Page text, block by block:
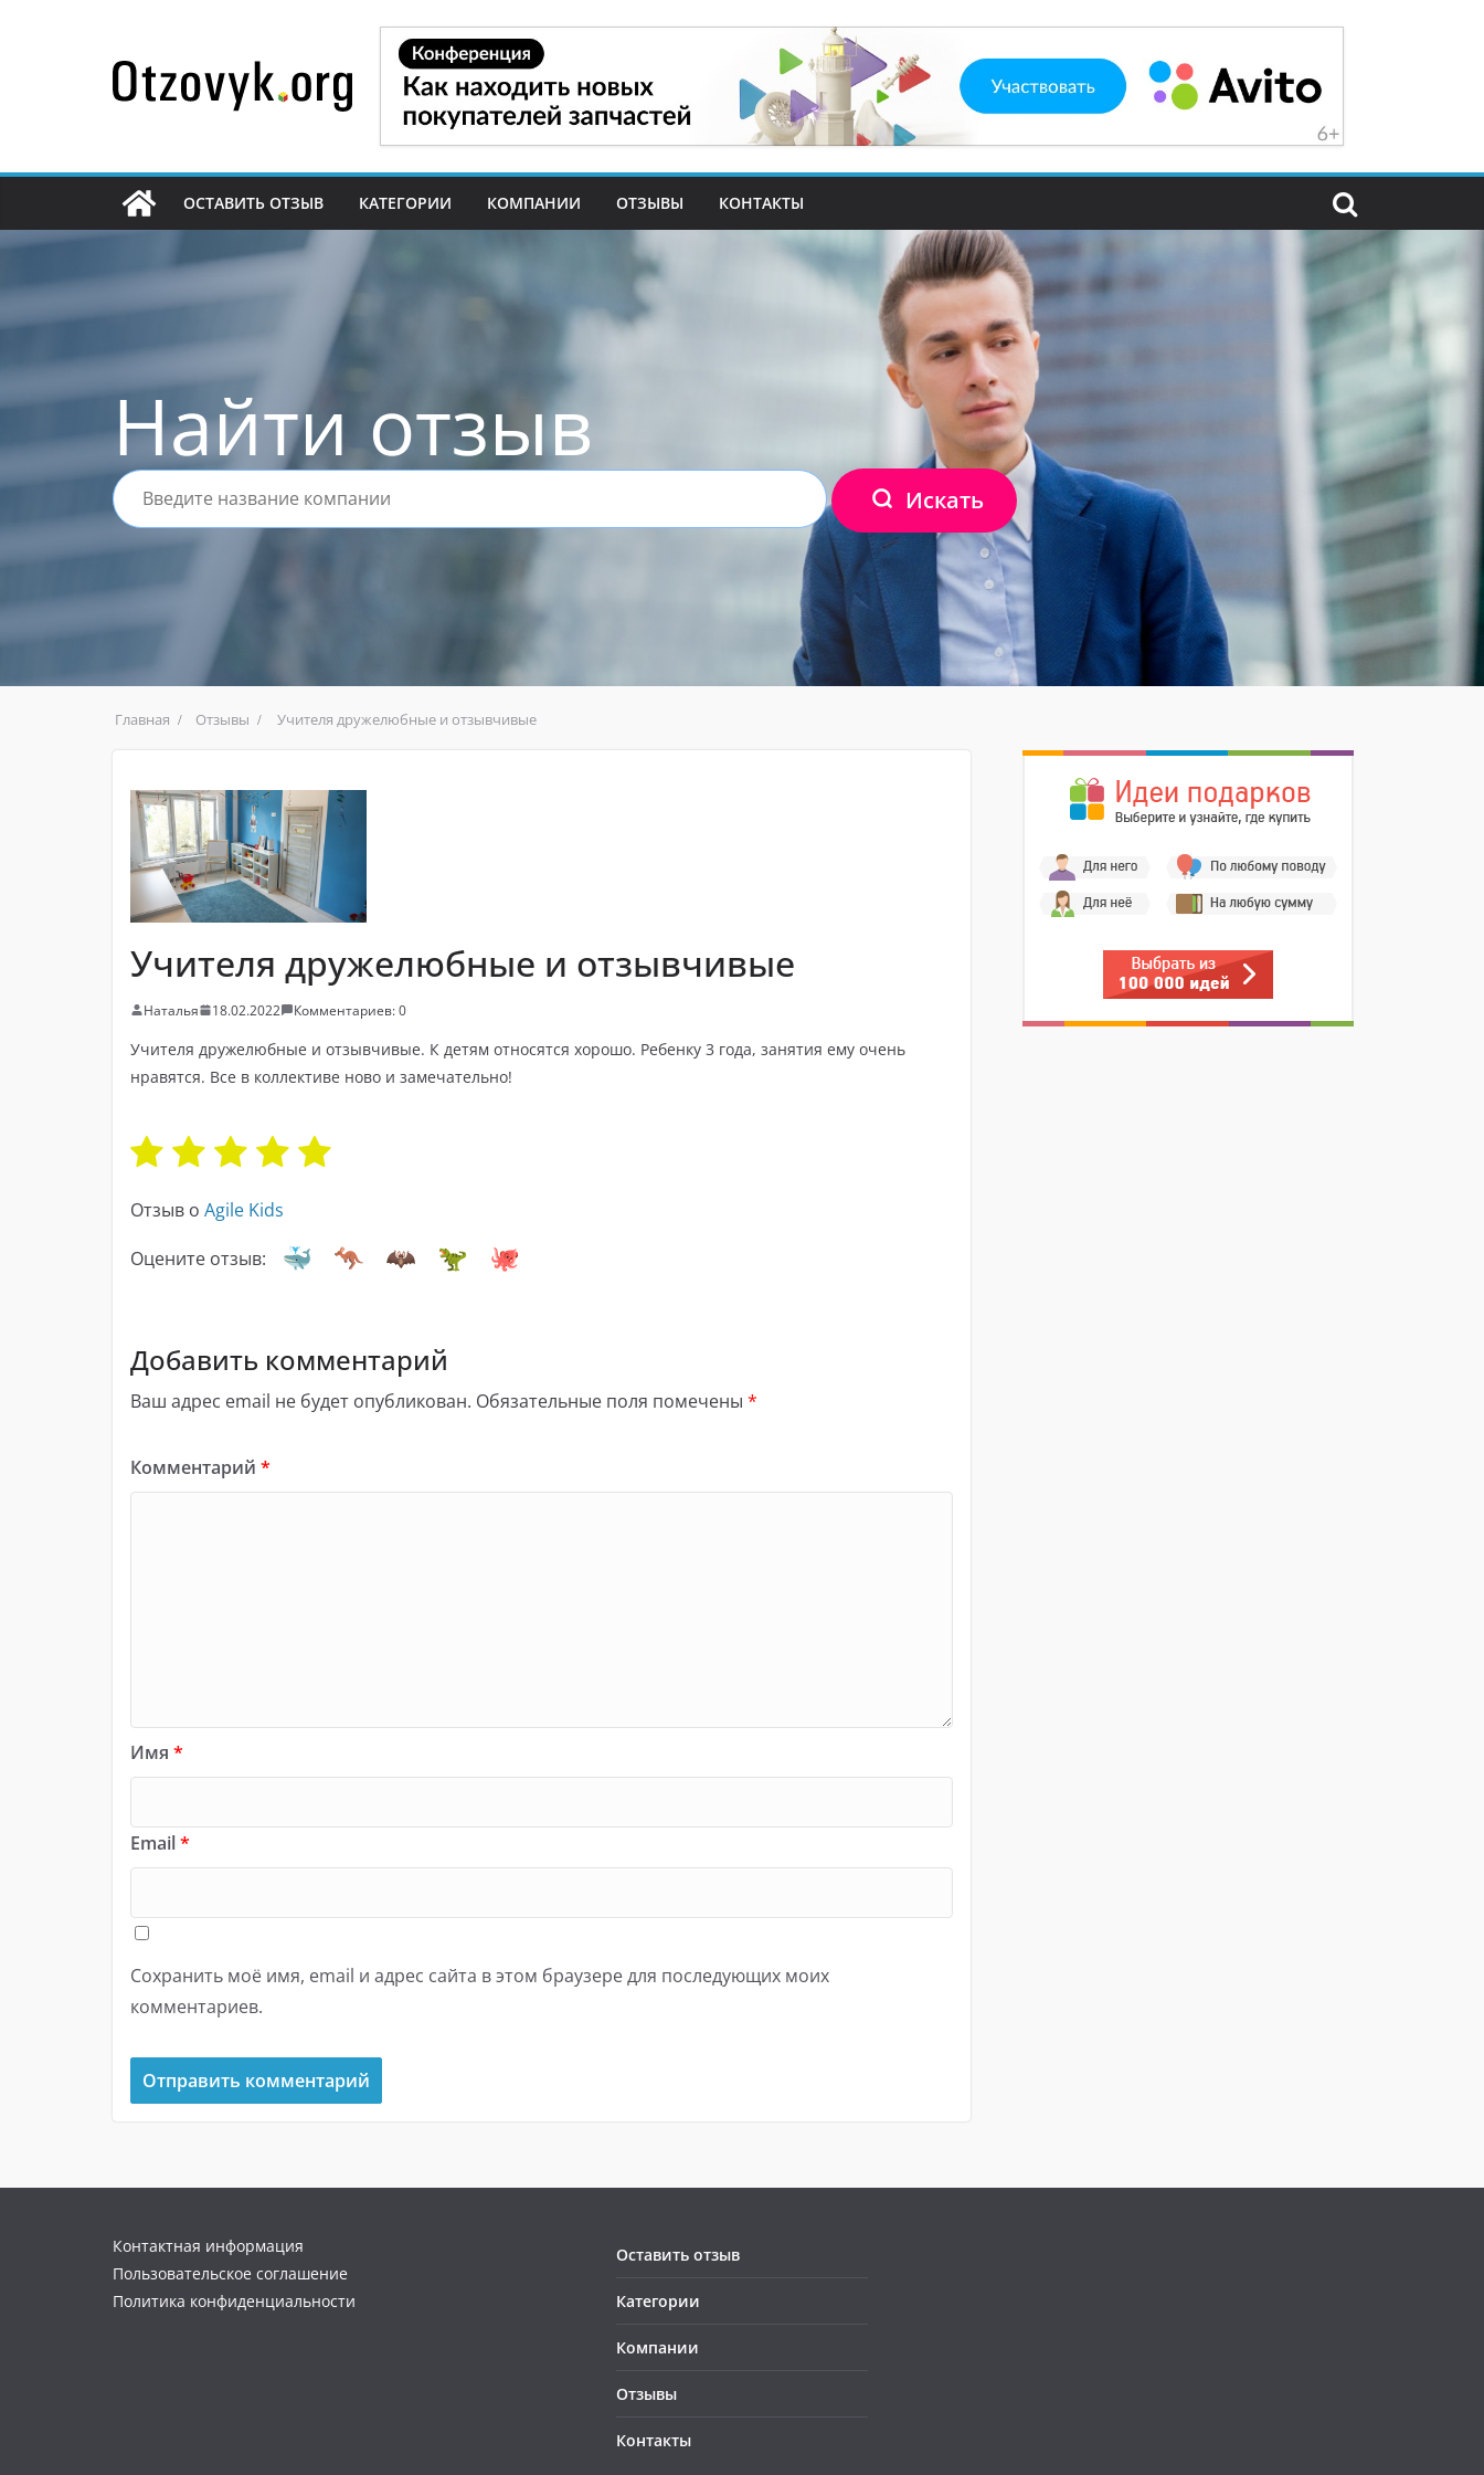
содержимому
ОСТАВИТЬ ОТЗЫВ КАТЕГОРИИ КОМПАНИИ ОТЗЫВЫ КОНТАКТЫ
Найти отзыв
Искать
Главная Отзывы Учителя дружелюбные и отзывчивые
Учителя дружелюбные и отзывчивые
Наталья 18.02.2022 Комментариев: 0
Учителя дружелюбные и отзывчивые. К детям относятся хорошо. Ребенку 3 года, занятия ему очень
нравятся. Все в коллективе ново и замечательно!
Отзыв о Agile Kids
Оцените отзыв:
Добавить комментарий
Ваш адрес email не будет опубликован. Обязательные поля помечены *
Комментарий *
Имя *
Email*
Сохранить моё имя, email и адрес сайта в этом браузере для последующих моих
комментариев.
Контактная информация
Пользовательское соглашение
Политика конфиденциальности
Оставить отзыв
Категории
Компании
Отзывы
Контакты